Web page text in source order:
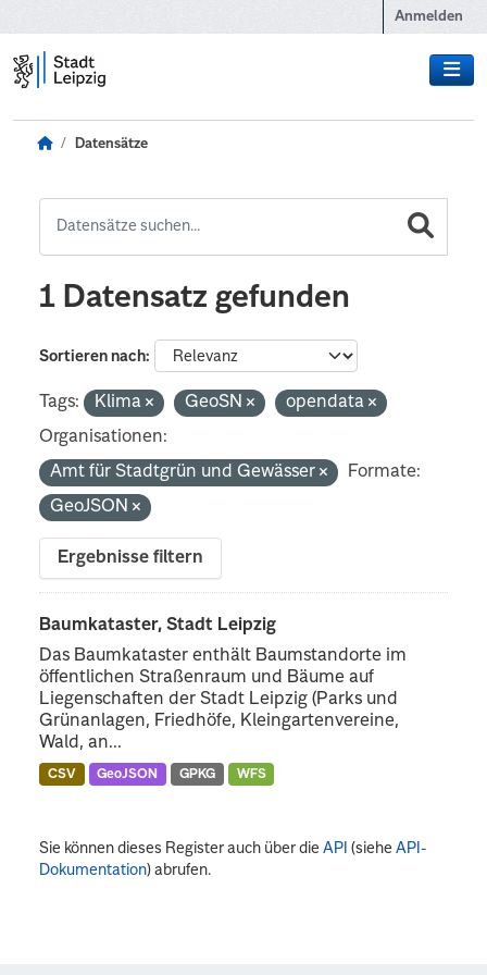
Anmelden
Datensätze
1 Datensatz gefunden
Sortieren nach
Tags: Klima GeoSN
opendata
Organisationen:
Amt für Stadtgrün und Gewässer
Formate:
GeoJSON
Ergebnisse filtern
Baumkataster, Stadt Leipzig
Das Baumkataster enthält Baumstandorte im
öffentlichen Straßenraum und Bäume auf
Liegenschaften der Stadt Leipzig (Parks und
Grünanlagen, Friedhöfe, Kleingartenvereine,
Wald, an...
CSV GeoJSON GPKG WFS
Sie können dieses Register auch über dieAPI (sieheAPI-
Dokumentation) abrufen.